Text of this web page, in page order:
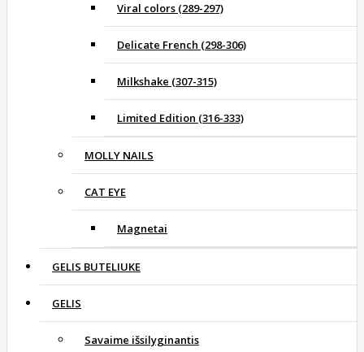
Viral colors (289-297)
Delicate French (298-306)
Milkshake (307-315)
Limited Edition (316-333)
MOLLY NAILS
CAT EYE
Magnetai
GELIS BUTELIUKE
GELIS
Savaime išsilyginantis